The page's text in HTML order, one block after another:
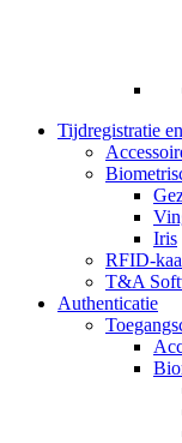
Tijdregistratie
Iris
RFID-
T&A
Authenticatie